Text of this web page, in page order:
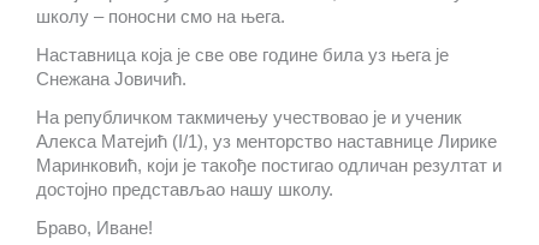
школу – поносни смо на њега.
Наставница која је све ове године била уз њега је
Снежана Јовичић.
На републичком такмичењу учествовао је и ученик
Алекса Матејић (I/1), уз менторство наставнице Лирике
Маринковић, који је такође постигао одличан резултат и
достојно представљао нашу школу.
Браво, Иване!